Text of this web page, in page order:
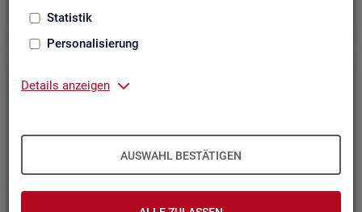
Statistik
Personalisierung
Details anzeigen
AUSWAHL BESTÄTIGEN